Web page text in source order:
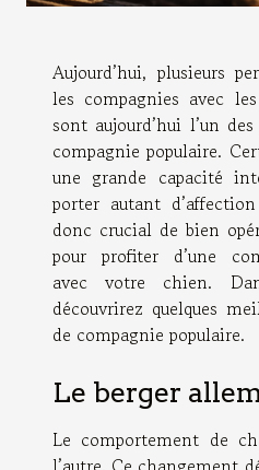
Aujourd’hui, plusieurs
les compagnies avec
sont aujourd’hui l’un
compagnie populaire.
une grande capacité
porter autant
donc crucial de bien
pour profiter d’une
avec votre chien.
découvrirez quelques
de compagnie populaire.
Le berger
Le comportement de